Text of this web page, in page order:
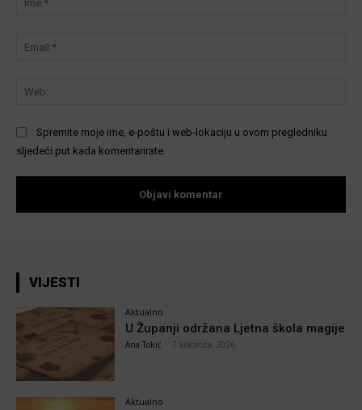
Spremite moje ime, e-poštu i web-lokaciju u ovom pregledniku
sljedeći put kada komentarirate.
VIJESTI
Aktualno
U Županji održana Ljetna škola magije
Ana Tokić 7 kolovoza, 2026
Aktualno